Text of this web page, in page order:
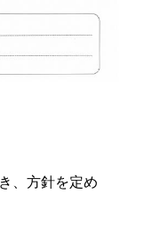
、方針を定め